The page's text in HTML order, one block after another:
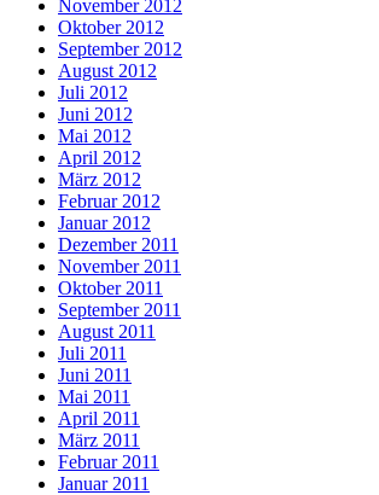
November 2012
Oktober 2012
September 2012
August 2012
Juli 2012
Juni 2012
Mai 2012
April 2012
März 2012
Februar 2012
Januar 2012
Dezember 2011
November 2011
Oktober 2011
September 2011
August 2011
Juli 2011
Juni 2011
Mai 2011
April 2011
März 2011
Februar 2011
Januar 2011